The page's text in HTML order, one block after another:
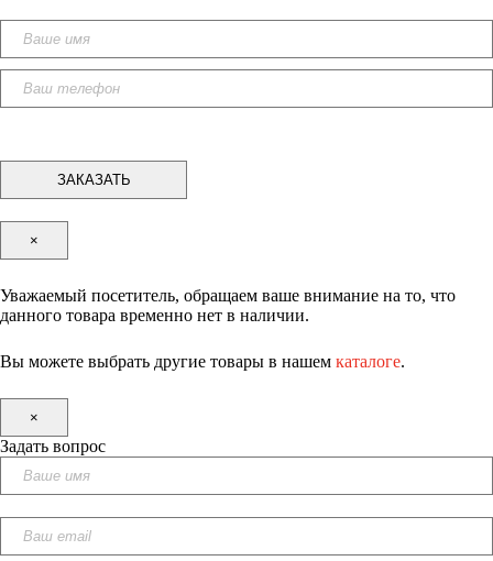
×
Уважаемый посетитель, обращаем ваше внимание на то, что
данного товара временно нет в наличии.
Вы можете выбрать другие товары в нашем каталоге.
×
Задать вопрос